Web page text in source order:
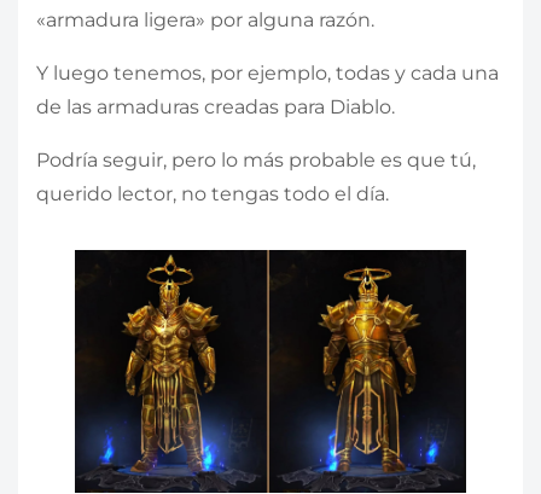
«armadura ligera» por alguna razón.
Y luego tenemos, por ejemplo, todas y cada una
de las armaduras creadas para Diablo.
Podría seguir, pero lo más probable es que tú,
querido lector, no tengas todo el día.